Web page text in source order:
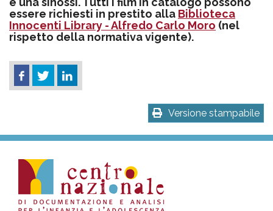
essere richiesti in prestito alla Biblioteca
Innocenti Library - Alfredo Carlo Moro (nel
rispetto della normativa vigente).
Versione stampabile